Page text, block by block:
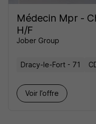
Médecin Mpr -
H/F
Jober Group
Dracy-le-Fort - 71
Voir l’offre